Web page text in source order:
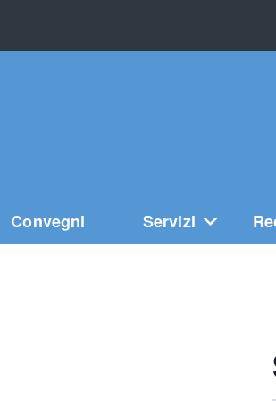
Convegni Servizi